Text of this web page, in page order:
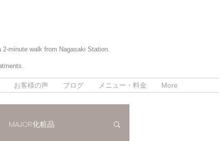
minute walk from Nagasaki Station.
お客様の声 ブログ メニュー・料金 More
MAJOR化粧品